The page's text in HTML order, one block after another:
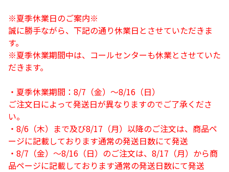
※夏季休業日のご案内※
誠に勝手ながら、下記の通り休業日とさせていただきま
す。
※夏季休業期間中は、コールセンターも休業とさせていた
だきます。
・夏季休業期間：8/7（金）～8/16（日）
ご注文日によって発送日が異なりますのでご了承くださ
い。
・8/6（木）まで及び8/17（月）以降のご注文は、商品ペ
ージに記載しております通常の発送日数にて発送
・8/7（金）～8/16（日）のご注文は、8/17（月）から商
品ページに記載しております通常の発送日数にて発送